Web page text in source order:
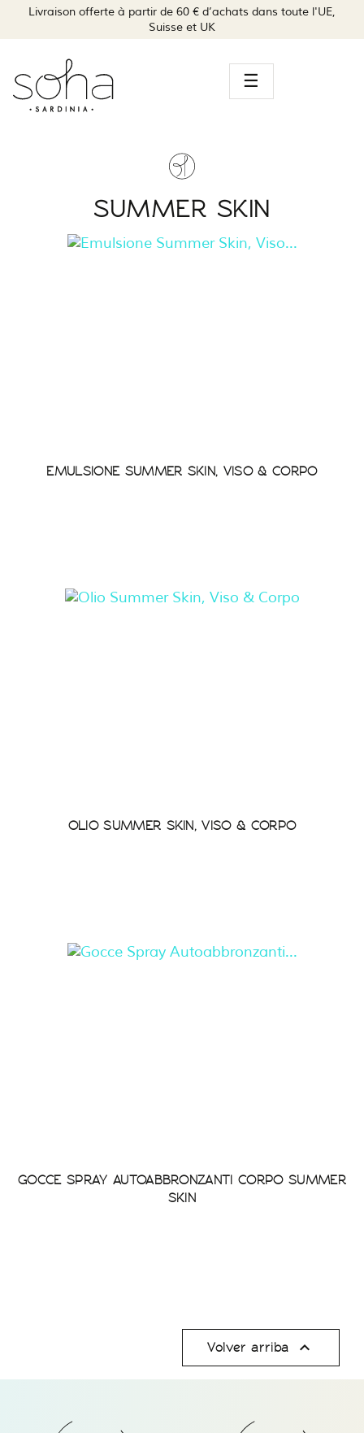
Livraison offerte à partir de 60 € d’achats dans toute l'UE,
Suisse et UK
Navegación
de
☰
SUMMER SKIN
EMULSIONE SUMMER SKIN, VISO & CORPO
OLIO SUMMER SKIN, VISO & CORPO
GOCCE SPRAY AUTOABBRONZANTI CORPO SUMMER
SKIN
Volver arriba 